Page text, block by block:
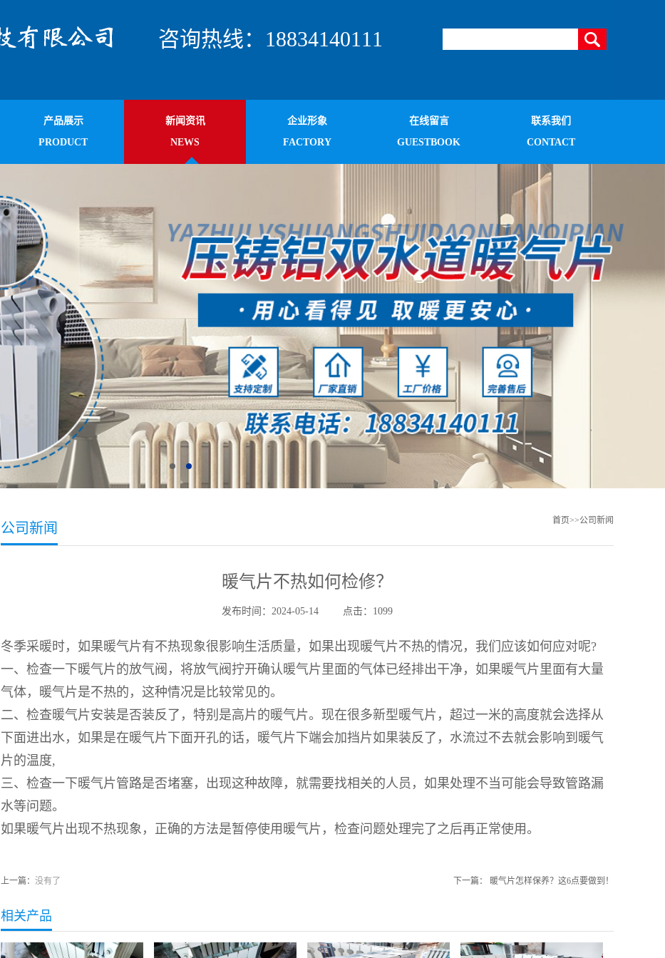
咨询热线：18834140111
产品展示
PRODUCT
新闻资讯
NEWS
企业形象
FACTORY
在线留言
GUESTBOOK
联系我们
CONTACT
公司新闻 首页>>公司新闻
暖气片不热如何检修？
发布时间：2024-05-14 点击：1099
冬季采暖时，如果暖气片有不热现象很影响生活质量，如果出现暖气片不热的情况，我们应该如何应对呢?
一、检查一下暖气片的放气阀，将放气阀拧开确认暖气片里面的气体已经排出干净，如果暖气片里面有大量
气体，暖气片是不热的，这种情况是比较常见的。
二、检查暖气片安装是否装反了，特别是高片的暖气片。现在很多新型暖气片，超过一米的高度就会选择从
下面进出水，如果是在暖气片下面开孔的话，暖气片下端会加挡片如果装反了，水流过不去就会影响到暖气
片的温度,
三、检查一下暖气片管路是否堵塞，出现这种故障，就需要找相关的人员，如果处理不当可能会导致管路漏
水等问题。
如果暖气片出现不热现象，正确的方法是暂停使用暖气片，检查问题处理完了之后再正常使用。
上一篇： 没有了 下一篇： 暖气片怎样保养？这6点要做到！
相关产品